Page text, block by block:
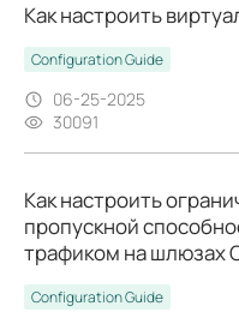
Как настроить
Configuration Guide
06-25-2025
30091
Как настроить
пропускной
трафиком на шлюзах
Configuration Guide